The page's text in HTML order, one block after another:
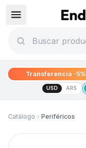
Transferencia -5%
USD ARS
Catálogo Periféricos